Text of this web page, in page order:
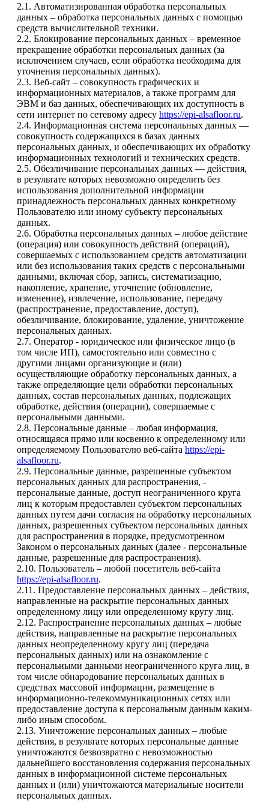
2.1. Автоматизированная обработка персональных
данных – обработка персональных данных с помощью
средств вычислительной техники.
2.2. Блокирование персональных данных – временное
прекращение обработки персональных данных (за
исключением случаев, если обработка необходима для
уточнения персональных данных).
2.3. Веб-сайт – совокупность графических и
информационных материалов, а также программ для
ЭВМ и баз данных, обеспечивающих их доступность в
сети интернет по сетевому адресу https://epi-alsafloor.ru.
2.4. Информационная система персональных данных —
совокупность содержащихся в базах данных
персональных данных, и обеспечивающих их обработку
информационных технологий и технических средств.
2.5. Обезличивание персональных данных — действия,
в результате которых невозможно определить без
использования дополнительной информации
принадлежность персональных данных конкретному
Пользователю или иному субъекту персональных
данных.
2.6. Обработка персональных данных – любое действие
(операция) или совокупность действий (операций),
совершаемых с использованием средств автоматизации
или без использования таких средств с персональными
данными, включая сбор, запись, систематизацию,
накопление, хранение, уточнение (обновление,
изменение), извлечение, использование, передачу
(распространение, предоставление, доступ),
обезличивание, блокирование, удаление, уничтожение
персональных данных.
2.7. Оператор - юридическое или физическое лицо (в
том числе ИП), самостоятельно или совместно с
другими лицами организующие и (или)
осуществляющие обработку персональных данных, а
также определяющие цели обработки персональных
данных, состав персональных данных, подлежащих
обработке, действия (операции), совершаемые с
персональными данными.
2.8. Персональные данные – любая информация,
относящаяся прямо или косвенно к определенному или
определяемому Пользователю веб-сайта https://epi-
alsafloor.ru.
2.9. Персональные данные, разрешенные субъектом
персональных данных для распространения, -
персональные данные, доступ неограниченного круга
лиц к которым предоставлен субъектом персональных
данных путем дачи согласия на обработку персональных
данных, разрешенных субъектом персональных данных
для распространения в порядке, предусмотренном
Законом о персональных данных (далее - персональные
данные, разрешенные для распространения).
2.10. Пользователь – любой посетитель веб-сайта
https://epi-alsafloor.ru.
2.11. Предоставление персональных данных – действия,
направленные на раскрытие персональных данных
определенному лицу или определенному кругу лиц.
2.12. Распространение персональных данных – любые
действия, направленные на раскрытие персональных
данных неопределенному кругу лиц (передача
персональных данных) или на ознакомление с
персональными данными неограниченного круга лиц, в
том числе обнародование персональных данных в
средствах массовой информации, размещение в
информационно-телекоммуникационных сетях или
предоставление доступа к персональным данным каким-
либо иным способом.
2.13. Уничтожение персональных данных – любые
действия, в результате которых персональные данные
уничтожаются безвозвратно с невозможностью
дальнейшего восстановления содержания персональных
данных в информационной системе персональных
данных и (или) уничтожаются материальные носители
персональных данных.